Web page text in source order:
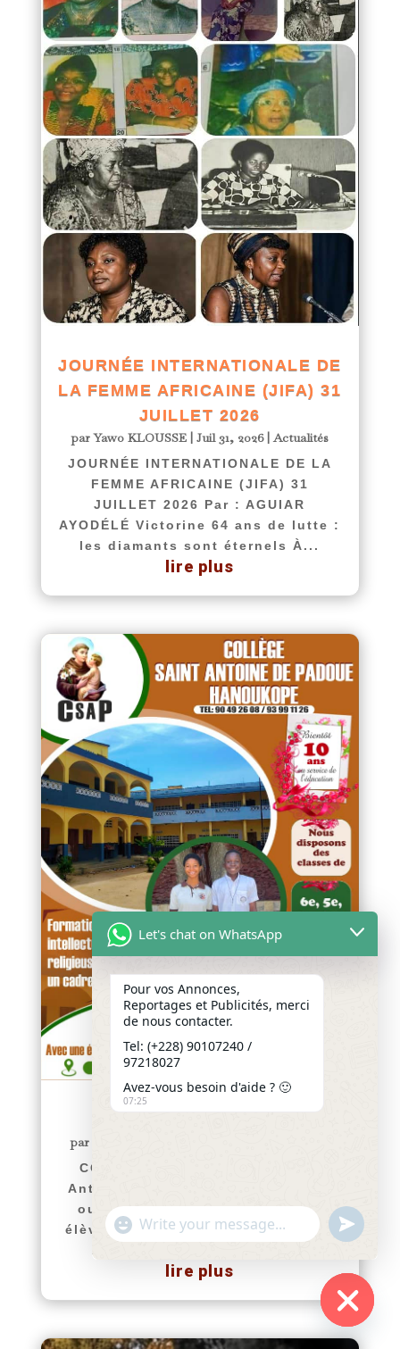
JOURNÉE INTERNATIONALE DE
LA FEMME AFRICAINE (JIFA) 31
JUILLET 2026
parYawo KLOUSSE |Juil 31, 2026|Actualités
JOURNÉE INTERNATIONALE DE LA
FEMME AFRICAINE (JIFA) 31
JUILLET 2026 Par : AGUIAR
AYODÉLÉ Victorine 64 ans de lutte :
les diamants sont éternels À...
lire plus
par
COMMUNIQUÉ Le Collège Saint
Antoine de Padoue de Hanoukopé
ouvre ses portes aux nouveaux
élèves pour l’année scolaire 2026-
lire plus
Hide
Let's chat on WhatsApp
Pour vos Annonces,
Reportages et Publicités, merci
de nous contacter.
Tel: (+228) 90107240 /
97218027
Avez-vous besoin d'aide ? 🙂
07:25
"+chaty_settings.lang.emoji_picker+"
WhatsApp
undefined